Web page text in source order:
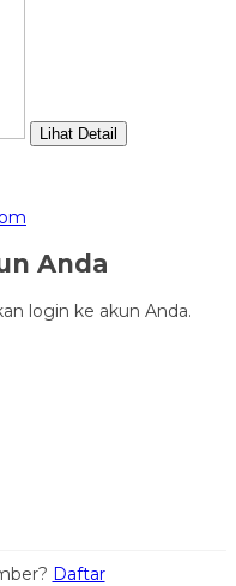
Lihat Detail
Anda
login ke akun Anda.
Daftar